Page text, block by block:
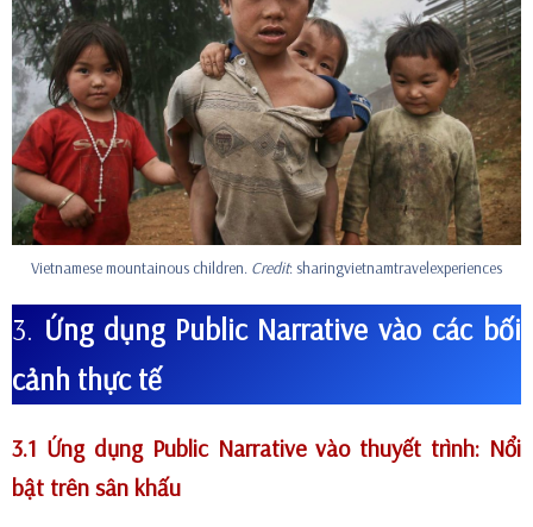
Vietnamese mountainous children. Credit: sharingvietnamtravelexperiences
3. Ứng dụng Public Narrative vào các bối
cảnh thực tế
3.1 Ứng dụng Public Narrative vào thuyết trình: Nổi
bật trên sân khấu